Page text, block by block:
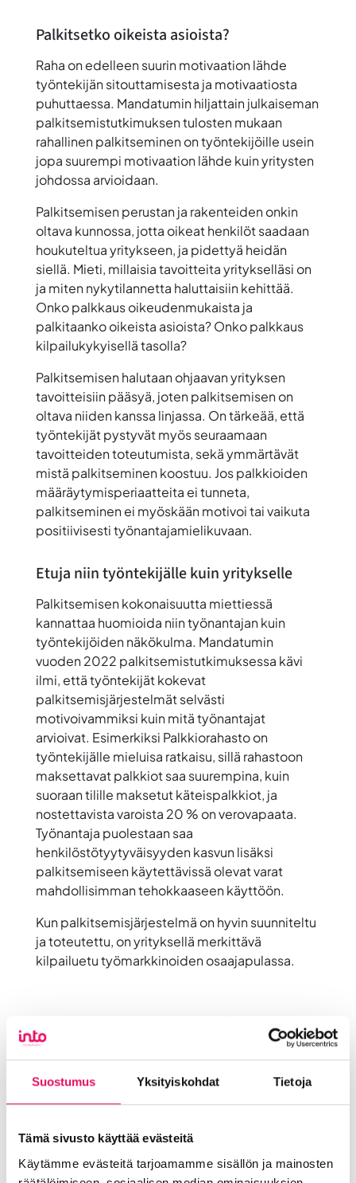
Suostumus Yksityiskohdat Tietoja
Tämä sivusto käyttää evästeitä
Käytämme evästeitä tarjoamamme sisällön ja mainosten
Palkitsetko oikeista asioista?
Raha on edelleen suurin motivaation lähde
työntekijän sitouttamisesta ja motivaatiosta
puhuttaessa. Mandatumin hiljattain julkaiseman
palkitsemistutkimuksen tulosten mukaan
rahallinen palkitseminen on työntekijöille usein
jopa suurempi motivaation lähde kuin yritysten
johdossa arvioidaan.
Palkitsemisen perustan ja rakenteiden onkin
oltava kunnossa, jotta oikeat henkilöt saadaan
houkuteltua yritykseen, ja pidettyä heidän
siellä. Mieti, millaisia tavoitteita yritykselläsi on
ja miten nykytilannetta haluttaisiin kehittää.
Onko palkkaus oikeudenmukaista ja
palkitaanko oikeista asioista? Onko palkkaus
kilpailukykyisellä tasolla?
Palkitsemisen halutaan ohjaavan yrityksen
tavoitteisiin pääsyä, joten palkitsemisen on
oltava niiden kanssa linjassa. On tärkeää, että
työntekijät pystyvät myös seuraamaan
tavoitteiden toteutumista, sekä ymmärtävät
mistä palkitseminen koostuu. Jos palkkioiden
määräytymisperiaatteita ei tunneta,
palkitseminen ei myöskään motivoi tai vaikuta
positiivisesti työnantajamielikuvaan.
Etuja niin työntekijälle kuin yritykselle
Palkitsemisen kokonaisuutta miettiessä
kannattaa huomioida niin työnantajan kuin
työntekijöiden näkökulma. Mandatumin
vuoden 2022 palkitsemistutkimuksessa kävi
ilmi, että työntekijät kokevat
palkitsemisjärjestelmät selvästi
motivoivammiksi kuin mitä työnantajat
arvioivat. Esimerkiksi Palkkiorahasto on
työntekijälle mieluisa ratkaisu, sillä rahastoon
maksettavat palkkiot saa suurempina, kuin
suoraan tilille maksetut käteispalkkiot, ja
nostettavista varoista 20 % on verovapaata.
Työnantaja puolestaan saa
henkilöstötyytyväisyyden kasvun lisäksi
palkitsemiseen käytettävissä olevat varat
mahdollisimman tehokkaaseen käyttöön.
Kun palkitsemisjärjestelmä on hyvin suunniteltu
ja toteutettu, on yrityksellä merkittävä
kilpailuetu työmarkkinoiden osaajapulassa.
Palkitsemisesta vastauksia osaajapulaan
Miten osaajia houkutellaan töihin ja
sitoutetaan?